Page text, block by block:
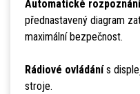
Automatické
přednastavený diagram
maximální bezpečnost.
Rádiové ovládánís
stroje.